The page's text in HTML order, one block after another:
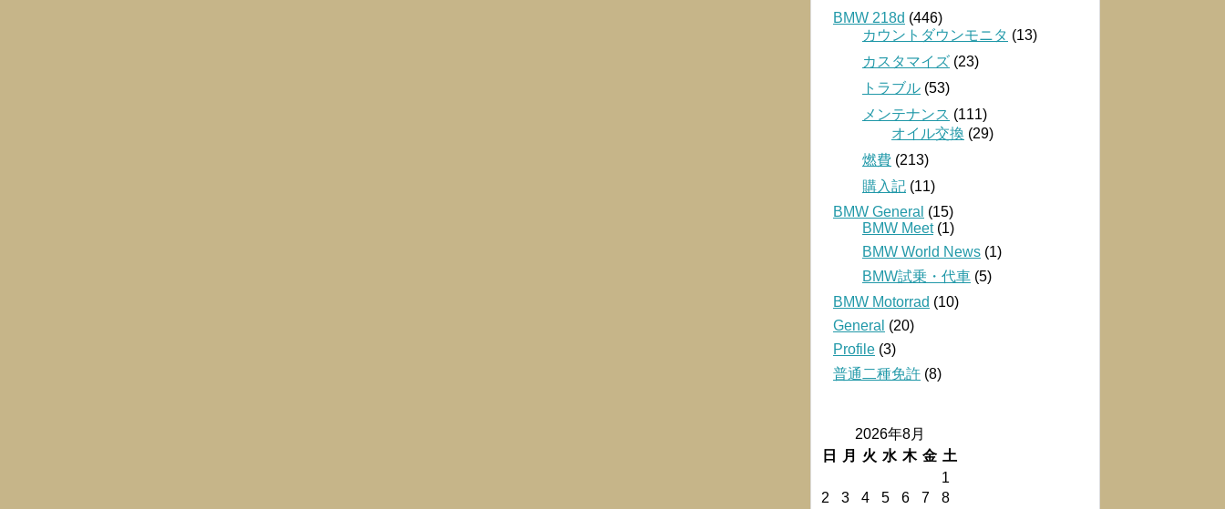
BMW 218d (446)
カウントダウンモニタ (13)
カスタマイズ (23)
トラブル (53)
メンテナンス (111)
オイル交換 (29)
燃費 (213)
購入記 (11)
BMW General (15)
BMW Meet(1)
BMW World News (1)
BMW試乗・代車 (5)
BMW Motorrad (10)
General (20)
Profile (3)
普通二種免許 (8)
2026年8月
日
月 火 水 木 金 土
1
2
3 4 5 6 7
8